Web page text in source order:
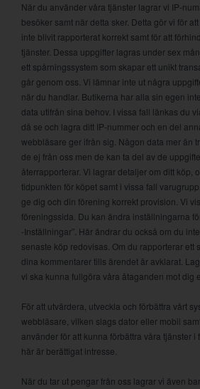
När du använder våra tjänster lagrar vi IP-
besöker samt när detta sker. Detta gör vi för
inte blivit rapporterat korrekt samt för att
tjänster. Dessa uppgifter lagras under sex
ett spårningssystem som skapar ett unikt
går genom oss. Vi lämnar inte ut några
när du handlar. Butikerna har alla sin egen
data utifrån sina behov. I vissa fall länkas du
då se och lagra ditt IP-nummer och en del
webbläsare ger ifrån sig. Någon data mer än
de ej från oss men de kan ta del av de
återrapporterar. Vi lagrar detaljer om ditt köp,
tidpunkten för köpet samt i vissa fall
ge dig och din förening korrekt provision. Vi
föreningssida. Du kan ändra inställningarna
-Inställningar”. Här ändrar du också om du
senaste köp redovisas. Om du rapporterar ett
dina kommentarer tills ärendet är avklarat.
vi ska kunna fullgöra våra åtaganden mot dig
För att utvärdera, utveckla och förbättra vårt
webbläsare, vilken slags dator eller mobil
använder för att kunna förbättra våra tjänster
här är berättigat intresse.
När du tar ut pengar från oss lagrar vi även